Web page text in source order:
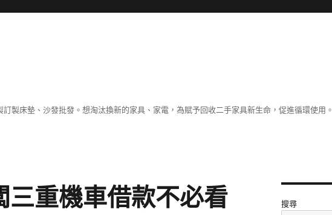
製床墊、沙發批發。想淘汰換新的家具、家電，為賦予回收二手家具新生命，促進循環使用。
三重機車借款不必看
搜尋